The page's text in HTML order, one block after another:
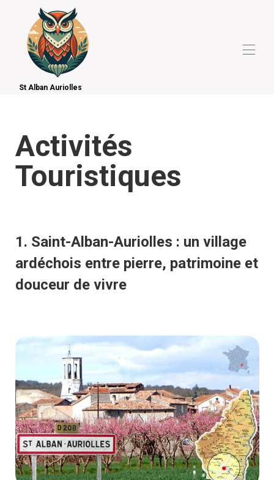
St Alban Auriolles
Touristische Aktivitäten
Sport und Freizeit
Kontaktieren Sie uns
Activités
Touristiques
1. Saint-Alban-Auriolles : un village
ardéchois entre pierre, patrimoine et
douceur de vivre